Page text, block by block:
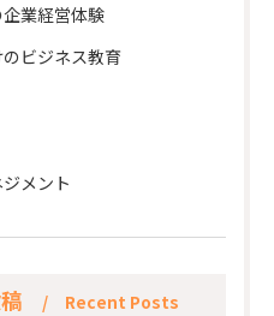
業経営体験
ビジネス教育
メント
Recent Posts